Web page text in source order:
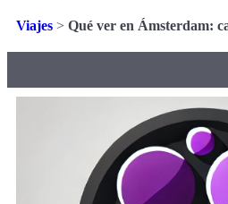
Viajes > Qué ver en Ámsterdam: